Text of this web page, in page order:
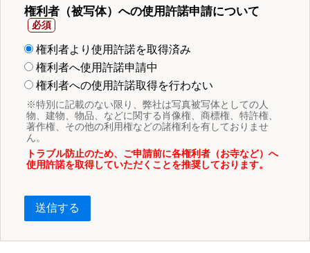
権利者（被写体）への使用許諾申請について
権利者より使用許諾を取得済み
権利者へ使用許諾申請中
権利者への使用許諾取得を行わない
※特別に記載のない限り、弊社は写真被写体としての人
物、建物、物品、などに関する肖像権、商標権、特許権、
著作権、その他の利用権などの諸権利を有しておりませ
ん。
トラブル防止のため、ご申請前に各権利者（お寺など）へ
使用許諾を取得していただくことを推奨しております。
送信する